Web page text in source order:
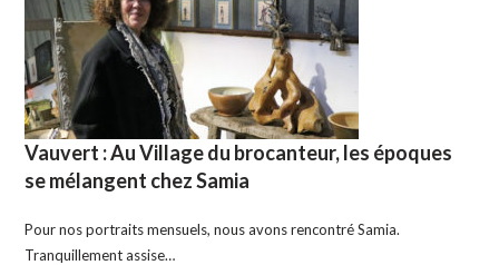
Vauvert : Au Village du brocanteur, les époques
se mélangent chez Samia
Pour nos portraits mensuels, nous avons rencontré Samia.
Tranquillement assise…